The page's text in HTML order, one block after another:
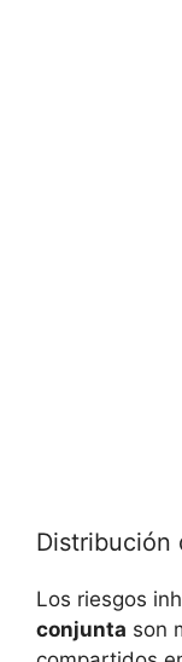
Distribución
Los riesgos
conjunta son